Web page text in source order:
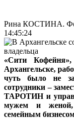
Рина КОСТИНА.
14:45:24
«Сити
Архангельске,
чуть было не
сотрудники –
ТАРОТИН и
мужем и женой,
семейным